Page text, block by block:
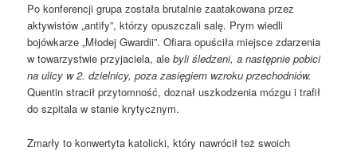
Po konferencji grupa została brutalnie zaatakowana przez
aktywistów „antify”, którzy opuszczali salę. Prym wiedli
bojówkarze „Młodej Gwardii”. Ofiara opuściła miejsce zdarzenia
w towarzystwie przyjaciela, alebyli śledzeni, a następnie pobici
na ulicy w 2. dzielnicy, poza zasięgiem wzroku przechodniów.
Quentin stracił przytomność, doznał uszkodzenia mózgu i trafił
do szpitala w stanie krytycznym.
Zmarły to konwertyta katolicki, który nawrócił też swoich